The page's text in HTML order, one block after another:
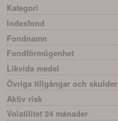
Kategori
Indexfond
Fondnamn
Fondförmögenhet
Likvida medel
Övriga tillgångar och skulder
Aktiv risk
Volatilitet 24 månader